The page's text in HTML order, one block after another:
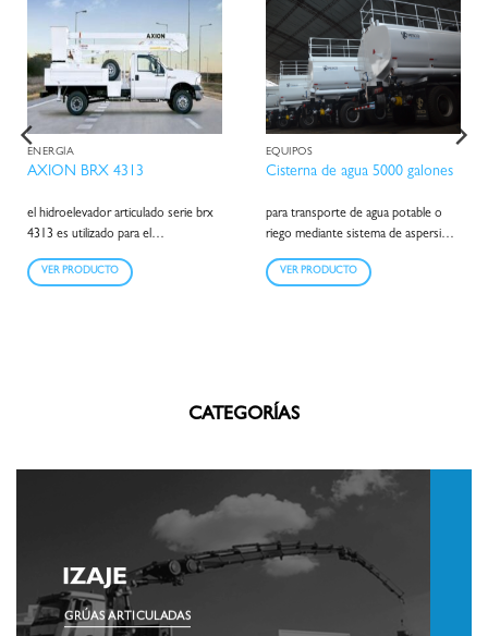
ENERGÍA
AXION BRX 4313
el hidroelevador articulado serie brx
4313 es utilizado para el
mantenimiento de alumbrado público
y podas de árboles a una altura de 13
VER PRODUCTO
EQUIPOS
Cisterna de agua 5000 galones
para transporte de agua potable o
riego mediante sistema de aspersión,
de accionamiento con motobomba o
hidráulico. capacidad de 2500 galones.
VER PRODUCTO
CATEGORÍAS
IZAJE
GRÚAS ARTICULADAS